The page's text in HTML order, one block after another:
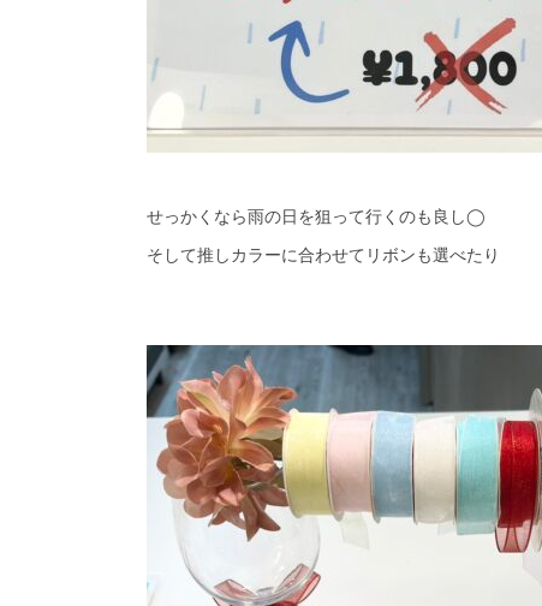
せっかくなら雨の日を狙って行くのも良し◯
そして推しカラーに合わせてリボンも選べたり